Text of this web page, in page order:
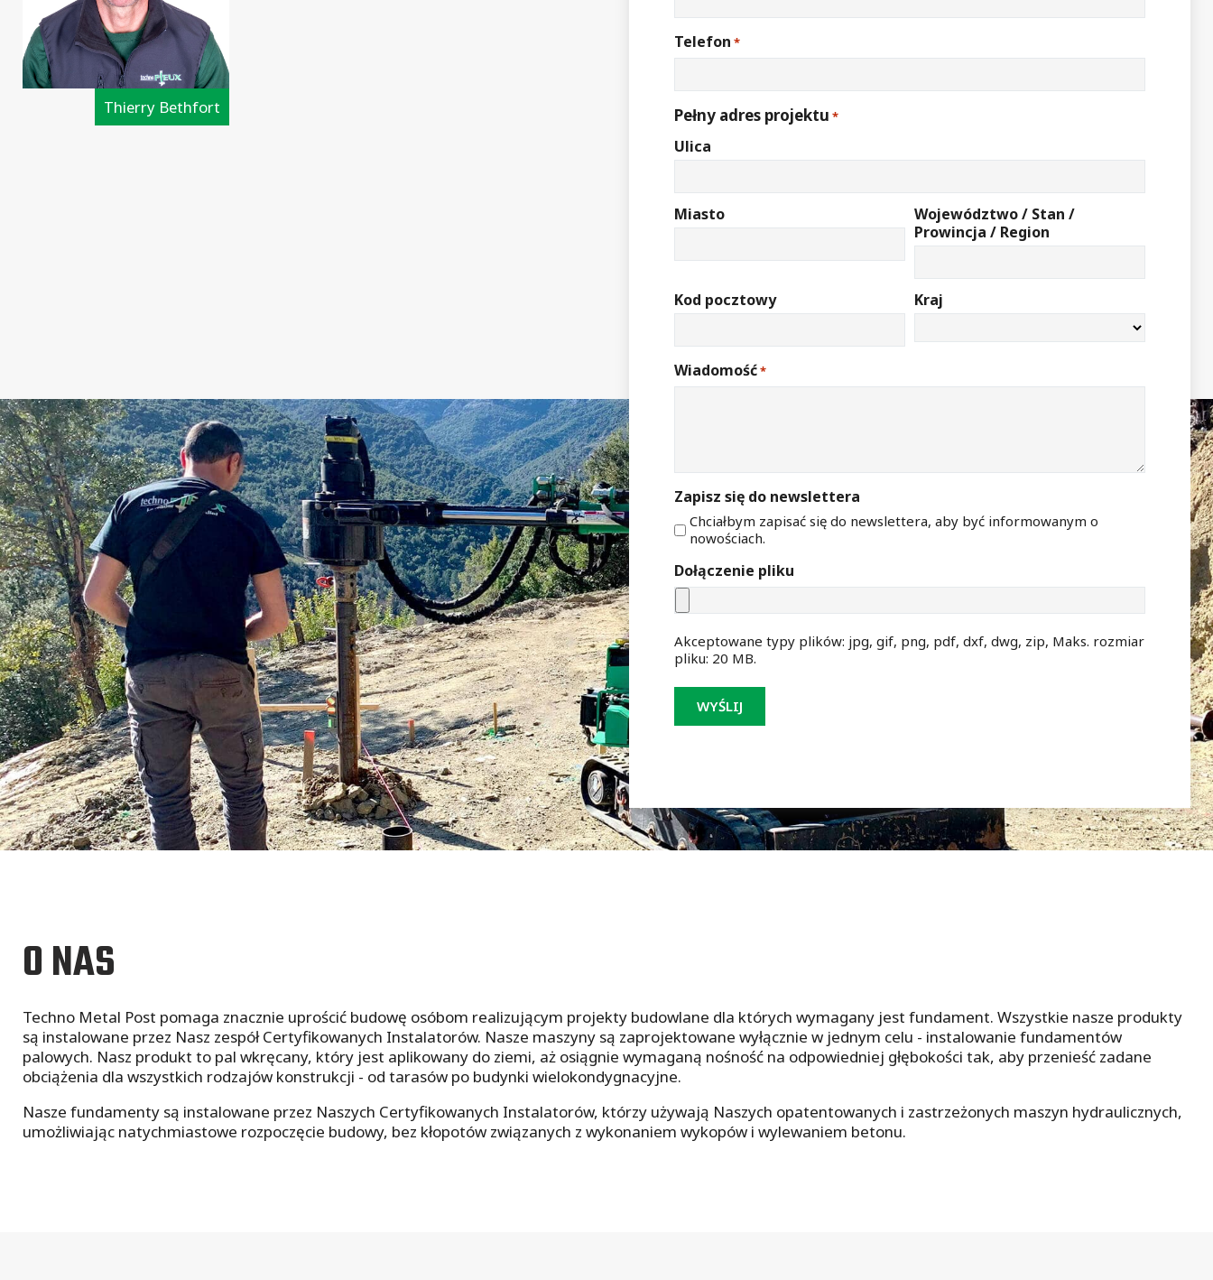
Thierry Bethfort
Telefon *
Pełny adres projektu *
Ulica
Miasto
Województwo / Stan /
Prowincja / Region
Kod pocztowy Kraj
Wiadomość*
Zapisz się do newslettera
Chciałbym zapisać się do newslettera, aby być informowanym o
nowościach.
Dołączenie pliku
Akceptowane typy plików: jpg, gif, png, pdf, dxf, dwg, zip, Maks. rozmiar
pliku: 20 MB.
O NAS
Techno Metal Post pomaga znacznie uprościć budowę osóbom realizującym projekty budowlane dla których wymagany jest fundament. Wszystkie nasze produkty
są instalowane przez Nasz zespół Certyfikowanych Instalatorów. Nasze maszyny są zaprojektowane wyłącznie w jednym celu - instalowanie fundamentów
palowych. Nasz produkt to pal wkręcany, który jest aplikowany do ziemi, aż osiągnie wymaganą nośność na odpowiedniej głębokości tak, aby przenieść zadane
obciążenia dla wszystkich rodzajów konstrukcji - od tarasów po budynki wielokondygnacyjne.
Nasze fundamenty są instalowane przez Naszych Certyfikowanych Instalatorów, którzy używają Naszych opatentowanych i zastrzeżonych maszyn hydraulicznych,
umożliwiając natychmiastowe rozpoczęcie budowy, bez kłopotów związanych z wykonaniem wykopów i wylewaniem betonu.